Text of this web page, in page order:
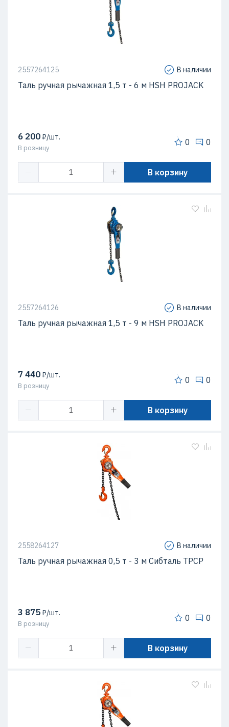
2557264125 В наличии
Таль ручная рычажная 1,5 т - 6 м HSH PROJACK
6 200₽/шт.
В розницу
0 0
В корзину
2557264126 В наличии
Таль ручная рычажная 1,5 т - 9 м HSH PROJACK
7 440₽/шт.
В розницу
0 0
В корзину
2558264127 В наличии
Таль ручная рычажная 0,5 т - 3 м Сибталь ТРСР
3 875₽/шт.
В розницу
0 0
В корзину